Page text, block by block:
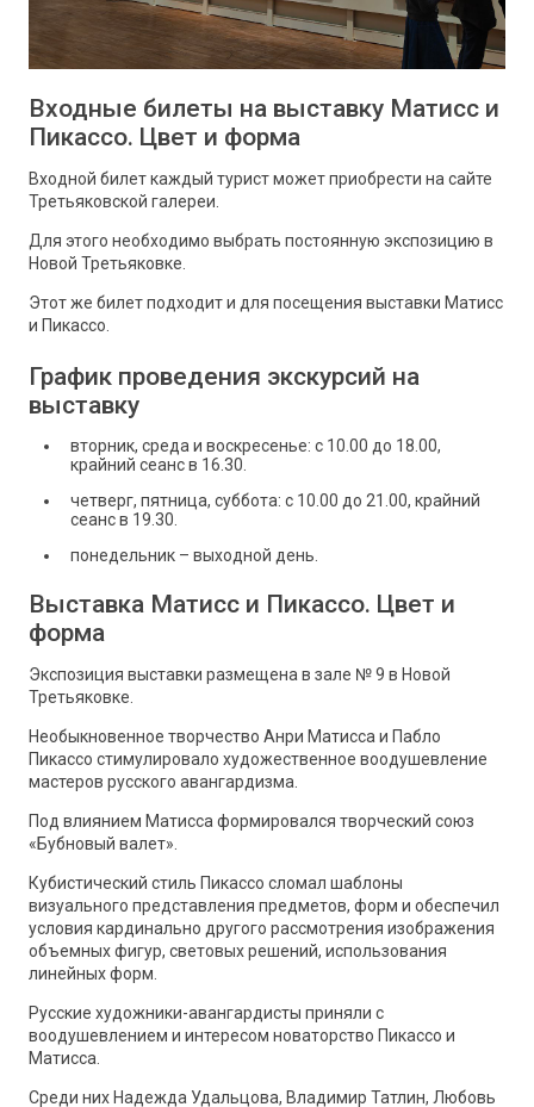
Входные билеты на выставку Матисс и
Пикассо. Цвет и форма
Входной билет каждый турист может приобрести на сайте
Третьяковской галереи.
Для этого необходимо выбрать постоянную экспозицию в
Новой Третьяковке.
Этот же билет подходит и для посещения выставки Матисс
и Пикассо.
График проведения экскурсий на
выставку
вторник, среда и воскресенье: с 10.00 до 18.00,
крайний сеанс в 16.30.
четверг, пятница, суббота: с 10.00 до 21.00, крайний
сеанс в 19.30.
понедельник – выходной день.
Выставка Матисс и Пикассо. Цвет и
форма
Экспозиция выставки размещена в зале № 9 в Новой
Третьяковке.
Необыкновенное творчество Анри Матисса и Пабло
Пикассо стимулировало художественное воодушевление
мастеров русского авангардизма.
Под влиянием Матисса формировался творческий союз
«Бубновый валет».
Кубистический стиль Пикассо сломал шаблоны
визуального представления предметов, форм и обеспечил
условия кардинально другого рассмотрения изображения
объемных фигур, световых решений, использования
линейных форм.
Русские художники-авангардисты приняли с
воодушевлением и интересом новаторство Пикассо и
Матисса.
Среди них Надежда Удальцова, Владимир Татлин, Любовь